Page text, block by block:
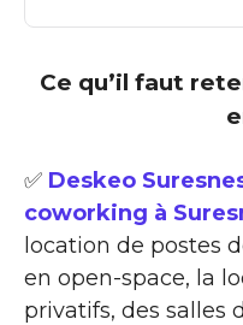
Ce qu’il faut
✅ Deskeo
coworking à
location de postes
en open-space, la
privatifs, des salles